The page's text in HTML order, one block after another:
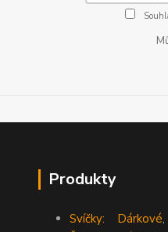
Produkty
Svíčky: Dárkové,